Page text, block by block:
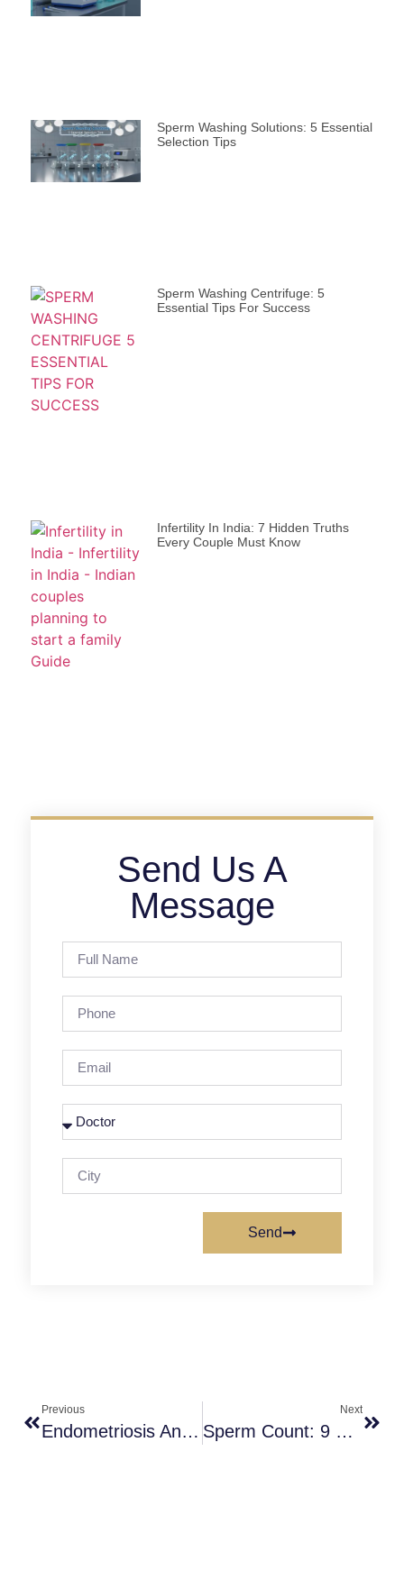
Sperm Washing Solutions: 5 Essential
Selection Tips
Sperm Washing Centrifuge: 5
Essential Tips For Success
Infertility In India: 7 Hidden Truths
Every Couple Must Know
Send Us A
Message
Send
Previous
Endometriosis And Fertility: Hope And Solutions
Next
Sperm Count: 9 Foods To Increase Male Fertility